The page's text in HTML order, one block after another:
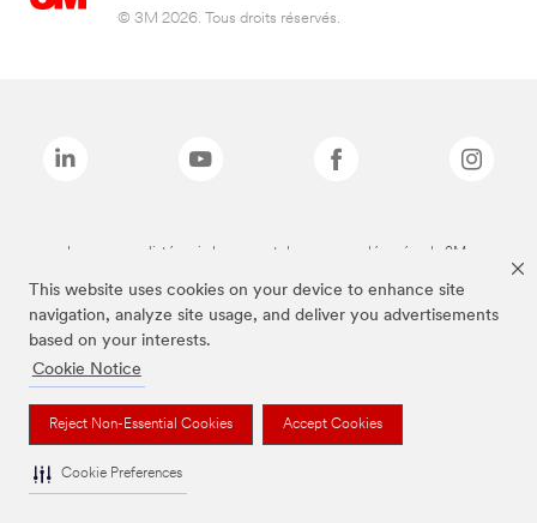
This website uses cookies on your device to enhance site
navigation, analyze site usage, and deliver you advertisements
based on your interests.
Cookie Notice
Reject Non-Essential Cookies Accept Cookies
Cookie Preferences
© 3M 2026. Tous droits réservés.
Les marques listées ci-dessus sont des marques déposées de 3M.